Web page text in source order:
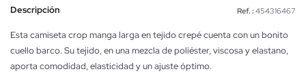
Descripción Ref. : 454316467
Esta camiseta crop manga larga en tejido crepé cuenta con un bonito
cuello barco. Su tejido, en una mezcla de poliéster, viscosa y elastano,
aporta comodidad, elasticidad y un ajuste óptimo.